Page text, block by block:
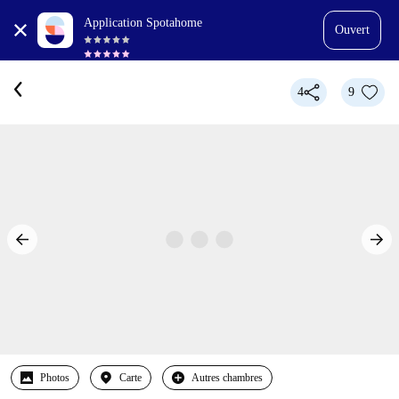
Application Spotahome
Ouvert
4 9
Photos Carte Autres chambres